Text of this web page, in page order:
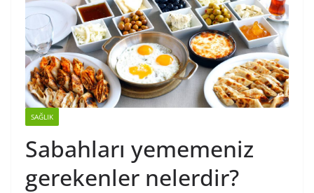
SAĞLIK
Sabahları yememeniz
gerekenler nelerdir?